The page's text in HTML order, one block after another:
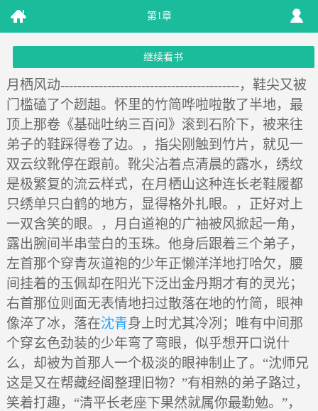
第1章
继续看书
月栖风动------------------------------------------，鞋尖又被
门槛磕了个趔趄。怀里的竹简哗啦啦散了半地，最
顶上那卷《基础吐纳三百问》滚到石阶下，被来往
弟子的鞋踩得卷了边。，指尖刚触到竹片，就见一
双云纹靴停在跟前。靴尖沾着点清晨的露水，绣纹
是极繁复的流云样式，在月栖山这种连长老鞋履都
只绣单只白鹤的地方，显得格外扎眼。，正好对上
一双含笑的眼。，月白道袍的广袖被风掀起一角，
露出腕间半串莹白的玉珠。他身后跟着三个弟子，
左首那个穿青灰道袍的少年正懒洋洋地打哈欠，腰
间挂着的玉佩却在阳光下泛出金丹期才有的灵光；
右首那位则面无表情地扫过散落在地的竹简，眼神
像淬了冰，落在沈青身上时尤其冷冽；唯有中间那
个穿玄色劲装的少年弯了弯眼，似乎想开口说什
么，却被为首那人一个极淡的眼神制止了。“沈师兄
这是又在帮藏经阁整理旧物？”有相熟的弟子路过，
笑着打趣，“清平长老座下果然就属你最勤勉。”，